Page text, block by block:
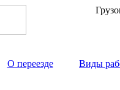
О переезде Виды